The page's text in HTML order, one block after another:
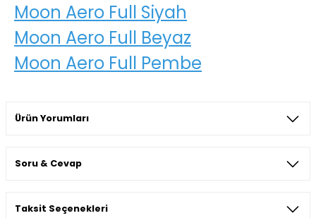
Moon Aero Full Siyah
Moon Aero Full Beyaz
Moon Aero Full Pembe
Ürün Yorumları
Soru & Cevap
Taksit Seçenekleri